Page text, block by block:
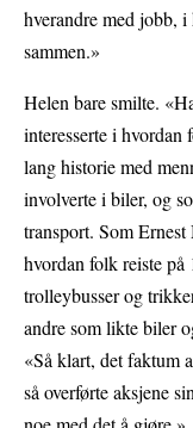
hverandre med jobb,
sammen.»
Helen bare smilte.
interesserte i
lang historie med
involverte i biler, og
transport. Som
hvordan folk reiste
trolleybusser og
andre som likte biler
«Så klart, det faktum
så overførte aksjene